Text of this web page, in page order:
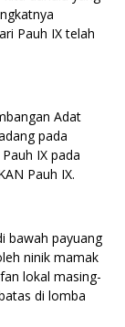
Pauh IX telah
Adat
pada
IX pada
Pauh IX.
bawah payuang
ninik mamak
lokal masing-
di lomba